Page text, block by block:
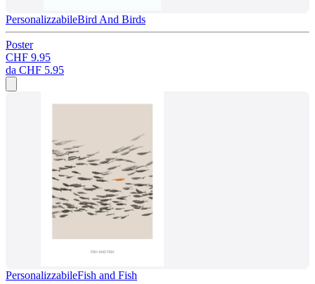
PersonalizzabileBird And Birds
Poster
CHF 9.95
da CHF 5.95
PersonalizzabileFish and Fish